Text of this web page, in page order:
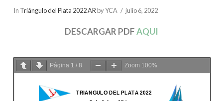
In Triángulo del Plata 2022 AR by YCA julio 6, 2022
DESCARGAR PDFAQUI
Página 1 / 8 Zoom 100%